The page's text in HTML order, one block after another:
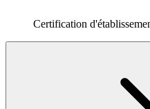
Certification